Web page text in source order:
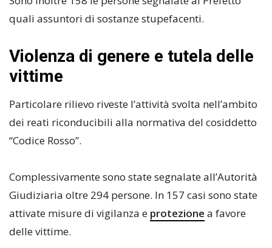
quali assuntori di sostanze stupefacenti.
Violenza di genere e tutela delle
vittime
Particolare rilievo riveste l’attività svolta nell’ambito
dei reati riconducibili alla normativa del cosiddetto
“Codice Rosso”.
Complessivamente sono state segnalate all’Autorità
Giudiziaria oltre 294 persone. In 157 casi sono state
attivate misure di vigilanza e protezione a favore
delle vittime.